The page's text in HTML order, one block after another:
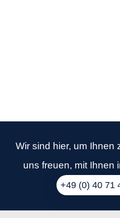
Wir sind hier, um Ihnen
uns freuen, mit Ihnen
+49 (0) 40 71